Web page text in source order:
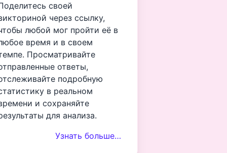
своей
через ссылку,
любой мог пройти её в
время и в своем
Просматривайте
ответы,
подробную
в реальном
и сохраняйте
для анализа.
Узнать больше…